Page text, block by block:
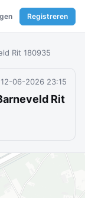
Registreren
Rit 180935
12-06-2026 23:15
Rit